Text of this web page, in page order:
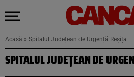
Acasă » Spitalul Județean de Urgență Reșița
SPITALUL JUDEȚEAN DE